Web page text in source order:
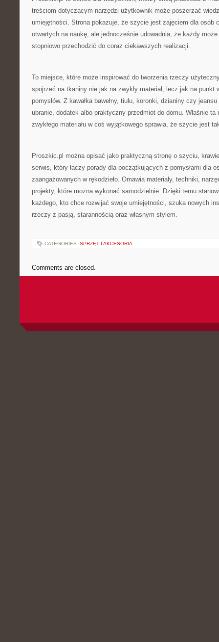
treściom dotyczącym narzędzi użytkownik może poszerzać
umiejętności. Strona pokazuje, że szycie jest zajęciem dla osób
otwartych na naukę, ale jednocześnie udowadnia, że każdy
stopniowo przechodzić do coraz ciekawszych realizacji.
To miejsce, które może inspirować do tworzenia rzeczy
spojrzeć na tkaniny nie jak na zwykły materiał, lecz jak na punkt
pomysłów. Z kawałka bawełny, tiulu, koronki, dzianiny czy
ubranie, dodatek albo praktyczny przedmiot do domu. Właśnie
zwykłego materiału w coś wyjątkowego sprawia, że szycie jest
Proszkic.pl można opisać jako praktyczną stronę o szyciu,
serwis, który łączy porady dla początkujących z pomysłami dla
zaangażowanych w rękodzieło. Omawia materiały, techniki,
projekty, które można wykonać samodzielnie. Dzięki temu
każdego, kto chce rozwijać swoje umiejętności, szuka nowych
rzeczy z pasją, starannością oraz własnym stylem.
CATEGORIES: SPRZĘT I AKCESORIA
Comments are closed.